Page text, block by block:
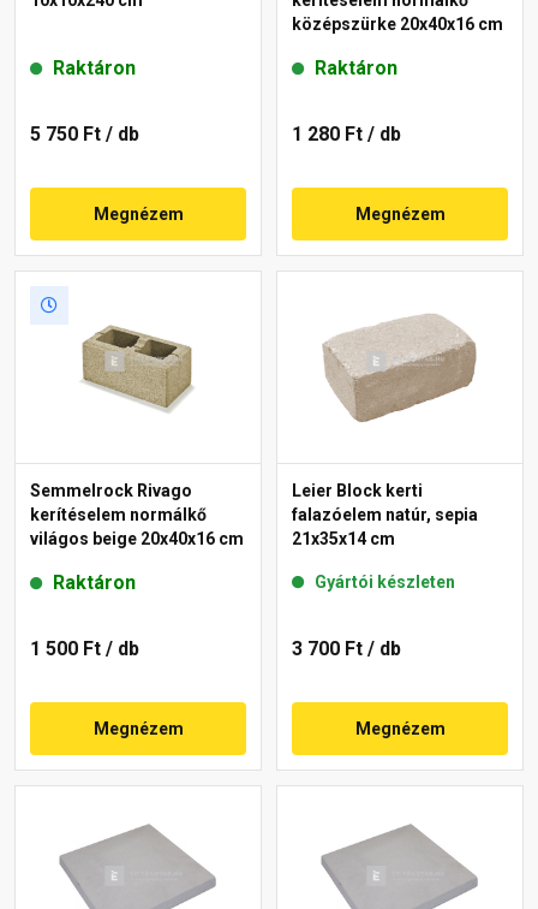
Raktáron
5 750 Ft / db
Megnézem
középszürke 20x40x16 cm
Raktáron
1 280 Ft / db
Megnézem
Semmelrock Rivago
kerítéselem normálkő
világos beige 20x40x16 cm
Raktáron
1 500 Ft / db
Megnézem
Leier Block kerti
falazóelem natúr, sepia
21x35x14 cm
Gyártói készleten
3 700 Ft / db
Megnézem